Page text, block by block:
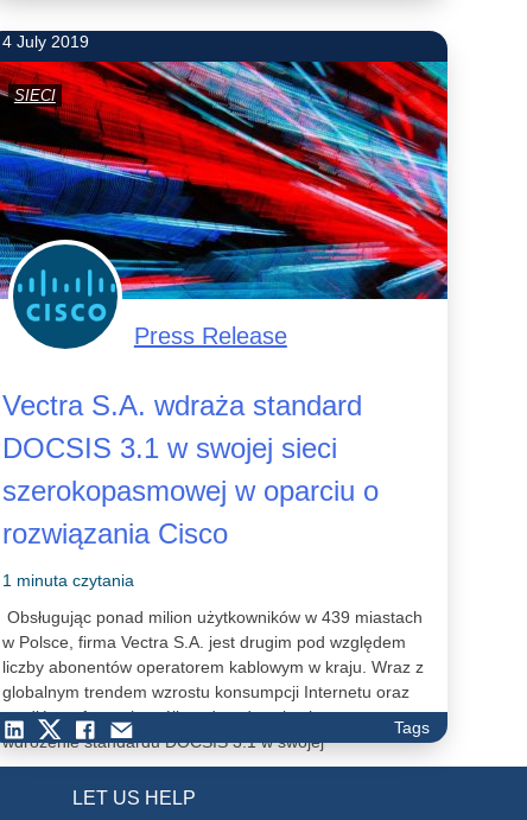
4 July 2019
SIECI
Press Release
Vectra S.A. wdraża standard
DOCSIS 3.1 w swojej sieci
szerokopasmowej w oparciu o
rozwiązania Cisco
1 minuta czytania
Obsługując ponad milion użytkowników w 439 miastach
w Polsce, firma Vectra S.A. jest drugim pod względem
liczby abonentów operatorem kablowym w kraju. Wraz z
globalnym trendem wzrostu konsumpcji Internetu oraz
mediów cyfrowych spółka zdecydowała się na
wdrożenie standardu DOCSIS 3.1 w swojej
sieci szerokopasmowej. Jest to kolejny krok na drodze
do unowocześnienia infrastruktury oraz jej rozwoju w
Tags
LET US HELP